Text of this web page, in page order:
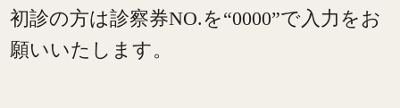
初診の方は診察券NO.を“0000”で入力をお
願いいたします。